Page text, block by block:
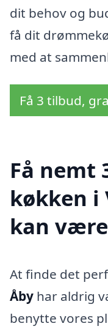
dit behov og
få dit
med at
Få 3 tilbud,
Få nemt
køkken i
kan
At finde det
Åby har aldrig
benytte vores